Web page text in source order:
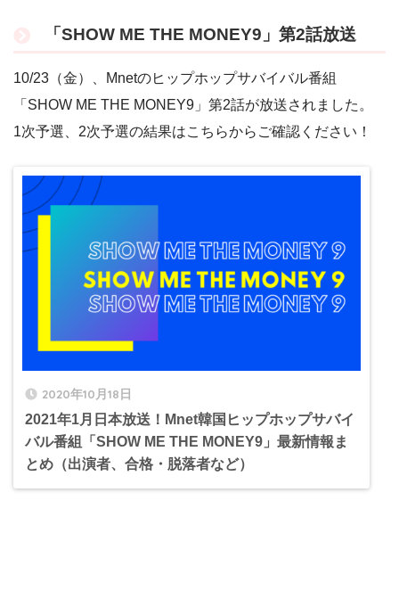
「SHOW ME THE MONEY9」第2話放送
10/23（金）、Mnetのヒップホップサバイバル番組
「SHOW ME THE MONEY9」第2話が放送されました。
1次予選、2次予選の結果はこちらからご確認ください！
2020年10月18日
2021年1月日本放送！Mnet韓国ヒップホップサバイ
バル番組「SHOW ME THE MONEY9」最新情報ま
とめ（出演者、合格・脱落者など）